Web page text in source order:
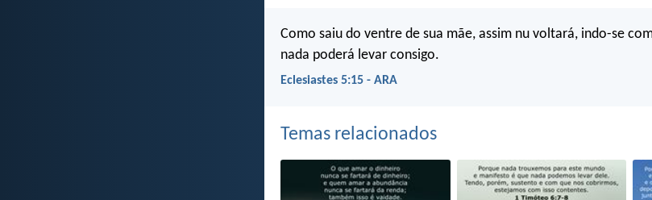
Como saiu do ventre de sua mãe, assim nu voltará, indo-se
nada poderá levar consigo.
Eclesiastes 5:15 - ARA
Temas relacionados